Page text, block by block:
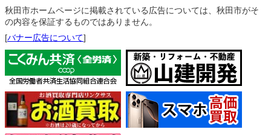
秋田市ホームページに掲載されている広告については、秋田市がそ
の内容を保証するものではありません。
[バナー広告について]